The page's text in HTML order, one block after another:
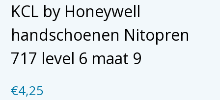
KCL by Honeywell
handschoenen Nitopren
717 level 6 maat 9
€4,25